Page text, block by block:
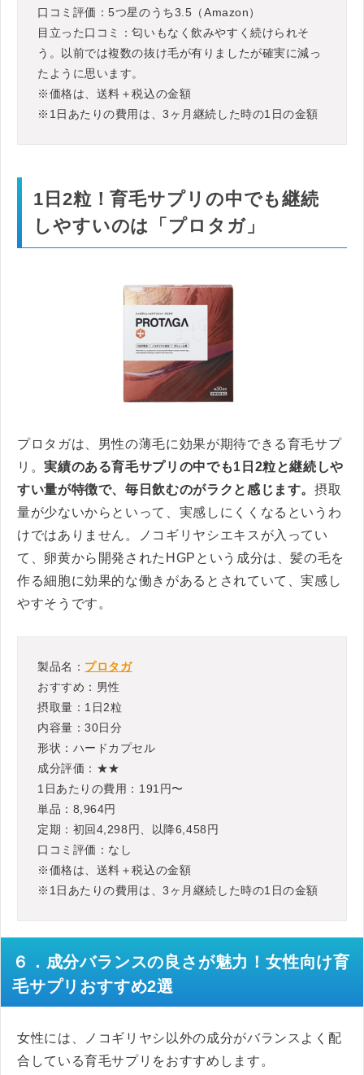
口コミ評価：5つ星のうち3.5（Amazon）
目立った口コミ：匂いもなく飲みやすく続けられそ
う。以前では複数の抜け毛が有りましたが確実に減っ
たように思います。
※価格は、送料＋税込の金額
※1日あたりの費用は、3ヶ月継続した時の1日の金額
1日2粒！育毛サプリの中でも継続
しやすいのは「プロタガ」
プロタガは、男性の薄毛に効果が期待できる育毛サプ
リ。実績のある育毛サプリの中でも1日2粒と継続しや
すい量が特徴で、毎日飲むのがラクと感じます。摂取
量が少ないからといって、実感しにくくなるというわ
けではありません。ノコギリヤシエキスが入ってい
て、卵黄から開発されたHGPという成分は、髪の毛を
作る細胞に効果的な働きがあるとされていて、実感し
やすそうです。
製品名： プロタガ
おすすめ：男性
摂取量：1日2粒
内容量：30日分
形状：ハードカプセル
成分評価：★★
1日あたりの費用：191円〜
単品：8,964円
定期：初回4,298円、以降6,458円
口コミ評価：なし
※価格は、送料＋税込の金額
※1日あたりの費用は、3ヶ月継続した時の1日の金額
６．成分バランスの良さが魅力！女性向け育
毛サプリおすすめ2選
女性には、ノコギリヤシ以外の成分がバランスよく配
合している育毛サプリをおすすめします。